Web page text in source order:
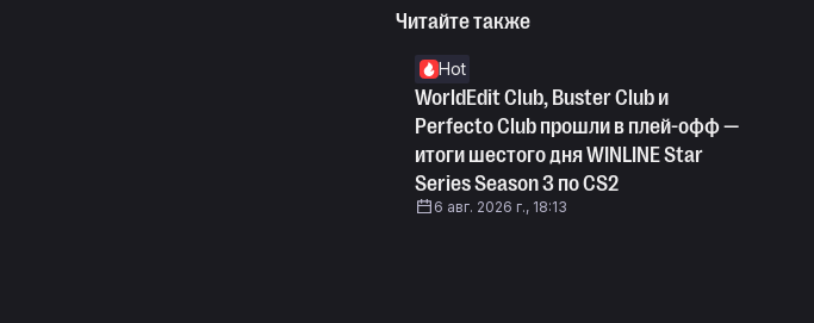
Читайте также
Hot
WorldEdit Club, Buster Club и
Perfecto Club прошли в плей-офф —
итоги шестого дня WINLINE Star
Series Season 3 по CS2
6 авг. 2026 г., 18:13